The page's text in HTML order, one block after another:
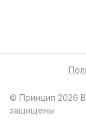
© Принцип 2026
защищены